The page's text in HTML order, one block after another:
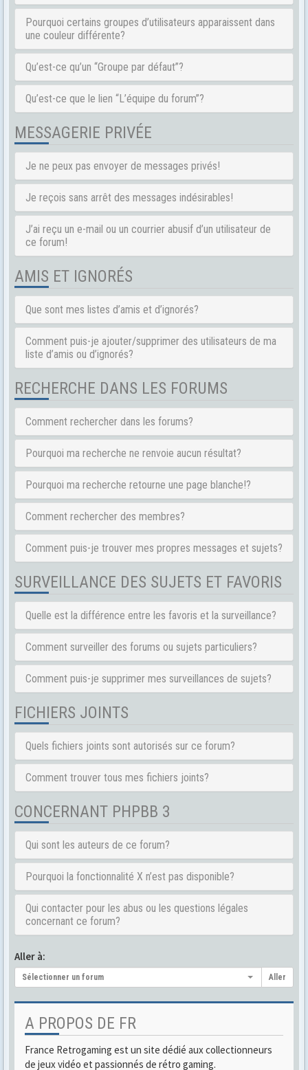
Pourquoi certains groupes d’utilisateurs apparaissent dans
une couleur différente?
Qu’est-ce qu’un “Groupe par défaut”?
Qu’est-ce que le lien “L’équipe du forum”?
MESSAGERIE PRIVÉE
Je ne peux pas envoyer de messages privés!
Je reçois sans arrêt des messages indésirables!
J’ai reçu un e-mail ou un courrier abusif d’un utilisateur de
ce forum!
AMIS ET IGNORÉS
Que sont mes listes d’amis et d’ignorés?
Comment puis-je ajouter/supprimer des utilisateurs de ma
liste d’amis ou d’ignorés?
RECHERCHE DANS LES FORUMS
Comment rechercher dans les forums?
Pourquoi ma recherche ne renvoie aucun résultat?
Pourquoi ma recherche retourne une page blanche!?
Comment rechercher des membres?
Comment puis-je trouver mes propres messages et sujets?
SURVEILLANCE DES SUJETS ET FAVORIS
Quelle est la différence entre les favoris et la surveillance?
Comment surveiller des forums ou sujets particuliers?
Comment puis-je supprimer mes surveillances de sujets?
FICHIERS JOINTS
Quels fichiers joints sont autorisés sur ce forum?
Comment trouver tous mes fichiers joints?
CONCERNANT PHPBB 3
Qui sont les auteurs de ce forum?
Pourquoi la fonctionnalité X n’est pas disponible?
Qui contacter pour les abus ou les questions légales
concernant ce forum?
Aller à:
Sélectionner un forum Aller
A PROPOS DE FR
France Retrogaming est un site dédié aux collectionneurs
de jeux vidéo et passionnés de rétro gaming.